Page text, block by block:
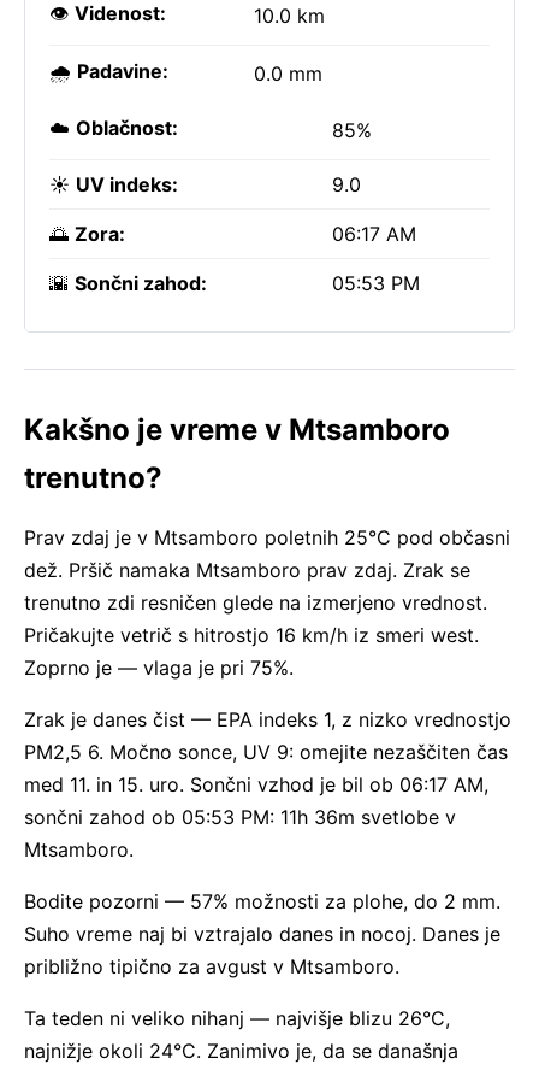
👁️ Videnost: 10.0 km
🌧️ Padavine: 0.0 mm
☁️ Oblačnost: 85%
☀️ UV indeks: 9.0
🌅 Zora: 06:17 AM
🌇 Sončni zahod: 05:53 PM
Kakšno je vreme v Mtsamboro
trenutno?
Prav zdaj je v Mtsamboro poletnih 25°C pod občasni
dež. Pršič namaka Mtsamboro prav zdaj. Zrak se
trenutno zdi resničen glede na izmerjeno vrednost.
Pričakujte vetrič s hitrostjo 16 km/h iz smeri west.
Zoprno je — vlaga je pri 75%.
Zrak je danes čist — EPA indeks 1, z nizko vrednostjo
PM2,5 6. Močno sonce, UV 9: omejite nezaščiten čas
med 11. in 15. uro. Sončni vzhod je bil ob 06:17 AM,
sončni zahod ob 05:53 PM: 11h 36m svetlobe v
Mtsamboro.
Bodite pozorni — 57% možnosti za plohe, do 2 mm.
Suho vreme naj bi vztrajalo danes in nocoj. Danes je
približno tipično za avgust v Mtsamboro.
Ta teden ni veliko nihanj — najvišje blizu 26°C,
najnižje okoli 24°C. Zanimivo je, da se današnja